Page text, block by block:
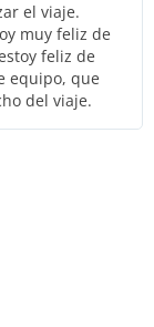
el viaje.
muy feliz de
feliz de
equipo, que
del viaje.